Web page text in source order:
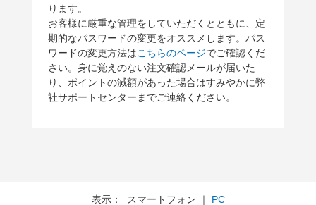
ります。
お客様に厳重な管理をしていただくとともに、定
期的なパスワードの変更をオススメします。パス
ワードの変更方法はこちらのページでご確認くだ
さい。身に覚えのない注文確認メールが届いた
り、ポイントの減額があった場合はすみやかに弊
社サポートセンターまでご連絡ください。
表示： スマートフォン ｜ PC